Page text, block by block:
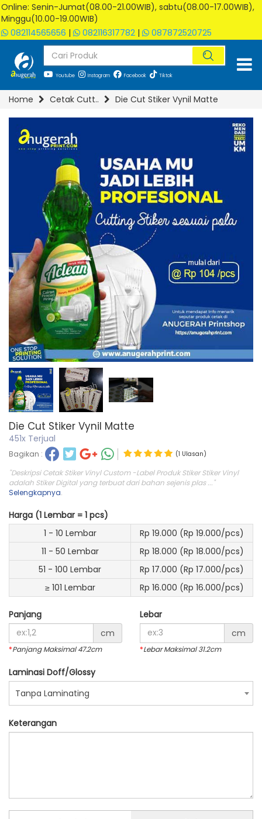
Online: Senin-Jumat(08.00-21.00WIB), sabtu(08.00-17.00WIB),
Minggu(10.00-19.00WIB)
082114565656 | 082116317782 | 087872520725
Youtube Instagram Facebook Tiktok
Home Cetak Cutt.. Die Cut Stiker Vynil Matte
Die Cut Stiker Vynil Matte
451x Terjual
Bagikan : (1 Ulasan)
"Deskripsi Cetak Stiker Vinyl Custom -Label Produk Stiker Stiker Vinyl
adalah Stiker Digital yang terbuat dari bahan sejenis plas ..."
Selengkapnya.
Harga (1 Lembar = 1 pcs)
1 - 10 Lembar
Rp 19.000 (Rp 19.000/pcs)
11 - 50 Lembar
Rp 18.000 (Rp 18.000/pcs)
51 - 100 Lembar
Rp 17.000 (Rp 17.000/pcs)
≥ 101 Lembar
Rp 16.000 (Rp 16.000/pcs)
Panjang
cm
*Panjang Maksimal 47.2cm
Lebar
cm
*Lebar Maksimal 31.2cm
Laminasi Doff/Glossy
Tanpa Laminating
Keterangan